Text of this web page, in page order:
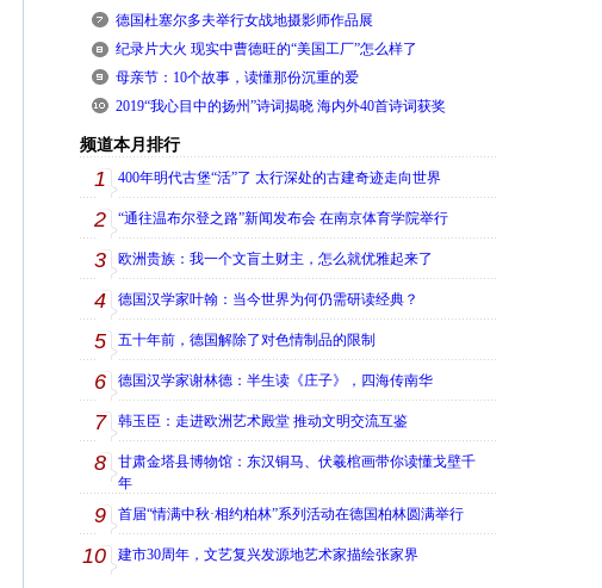
德国杜塞尔多夫举行女战地摄影师作品展
纪录片大火 现实中曹德旺的“美国工厂”怎么样了
母亲节：10个故事，读懂那份沉重的爱
2019“我心目中的扬州”诗词揭晓 海内外40首诗词获奖
频道本月排行
1 400年明代古堡“活”了 太行深处的古建奇迹走向世界
2 “通往温布尔登之路”新闻发布会 在南京体育学院举行
3 欧洲贵族：我一个文盲土财主，怎么就优雅起来了
4 德国汉学家叶翰：当今世界为何仍需研读经典？
5 五十年前，德国解除了对色情制品的限制
6 德国汉学家谢林德：半生读《庄子》，四海传南华
7 韩玉臣：走进欧洲艺术殿堂 推动文明交流互鉴
8
甘肃金塔县博物馆：东汉铜马、伏羲棺画带你读懂戈壁千
年
9 首届“情满中秋·相约柏林”系列活动在德国柏林圆满举行
10 建市30周年，文艺复兴发源地艺术家描绘张家界